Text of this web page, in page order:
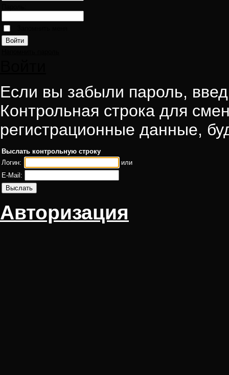
Если вы забыли пароль,
Контрольная строка для
регистрационные данные,
Выслать контрольную строку
Логин:
или
E-Mail:
Авторизация